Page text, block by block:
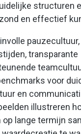
structuren
en effectief
transparante
voor
en
illustreren
lange termijn